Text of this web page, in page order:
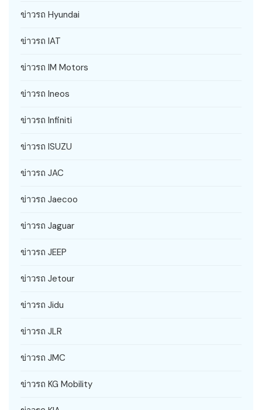
ข่าวรถ Hyundai
ข่าวรถ IAT
ข่าวรถ IM Motors
ข่าวรถ Ineos
ข่าวรถ Infiniti
ข่าวรถ ISUZU
ข่าวรถ JAC
ข่าวรถ Jaecoo
ข่าวรถ Jaguar
ข่าวรถ JEEP
ข่าวรถ Jetour
ข่าวรถ Jidu
ข่าวรถ JLR
ข่าวรถ JMC
ข่าวรถ KG Mobility